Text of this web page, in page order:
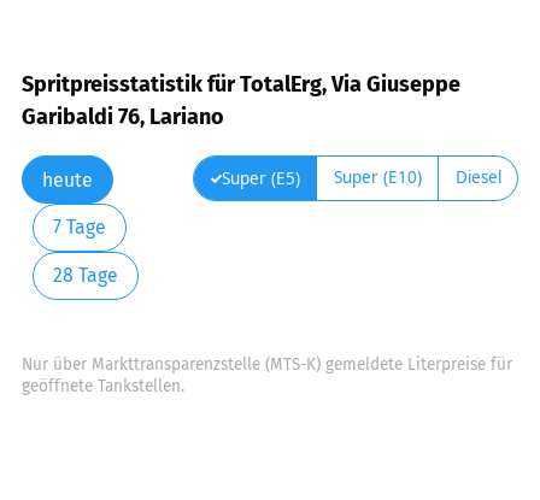
Spritpreisstatistik für TotalErg, Via Giuseppe
Garibaldi 76, Lariano
heute
7 Tage
28 Tage
Super (E5) Super (E10) Diesel
Nur über Markttransparenzstelle (MTS-K) gemeldete Literpreise für
geöffnete Tankstellen.